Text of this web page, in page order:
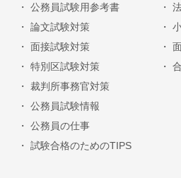
・ 公務員試験用参考書
・ 論文試験対策
・ 面接試験対策
・ 特別区試験対策
・ 裁判所事務官対策
・ 公務員試験情報
・ 公務員の仕事
・ 試験合格のためのTIPS
・
・
・
・